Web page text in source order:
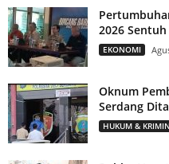
2026
EKONOMI
Oknum
Serdang
HUKUM &